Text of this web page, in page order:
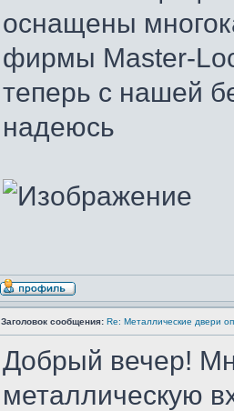
оснащены
фирмы Master-
теперь с нашей
надеюсь
Заголовок сообщения: Re: Металлические двери
Добрый вечер!
металлическую